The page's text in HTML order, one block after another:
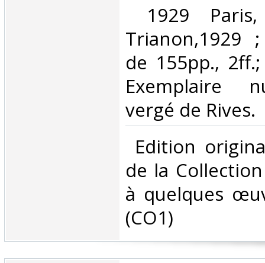
1929
Trianon,1929
de 155pp.,
Exemplaire
vergé de Rives.‎
Edition
de la
à quelques
(CO1) ‎